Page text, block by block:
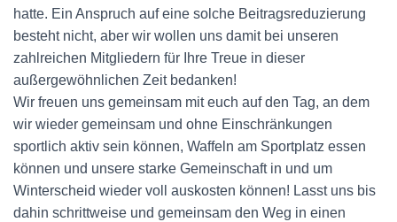
hatte. Ein Anspruch auf eine solche Beitragsreduzierung
besteht nicht, aber wir wollen uns damit bei unseren
zahlreichen Mitgliedern für Ihre Treue in dieser
außergewöhnlichen Zeit bedanken!
Wir freuen uns gemeinsam mit euch auf den Tag, an dem
wir wieder gemeinsam und ohne Einschränkungen
sportlich aktiv sein können, Waffeln am Sportplatz essen
können und unsere starke Gemeinschaft in und um
Winterscheid wieder voll auskosten können! Lasst uns bis
dahin schrittweise und gemeinsam den Weg in einen